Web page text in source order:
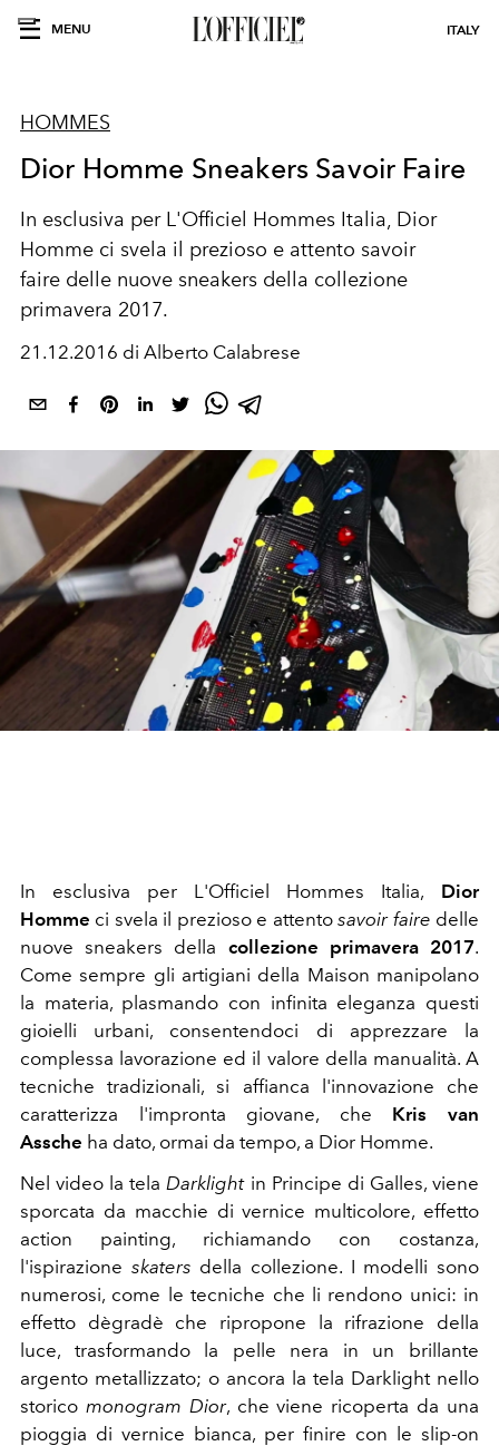
MENU ITALY
HOMMES
Dior Homme Sneakers Savoir Faire
In esclusiva per L'Officiel Hommes Italia, Dior
Homme ci svela il prezioso e attento savoir
faire delle nuove sneakers della collezione
primavera 2017.
21.12.2016 di Alberto Calabrese
In esclusiva per L'Officiel Hommes Italia, Dior
Homme ci svela il prezioso e attentosavoir faire delle
nuove sneakers della collezione primavera 2017.
Come sempre gli artigiani della Maison manipolano
la materia, plasmando con infinita eleganza questi
gioielli urbani, consentendoci di apprezzare la
complessa lavorazione ed il valore della manualità. A
tecniche tradizionali, si affianca l'innovazione che
caratterizza l'impronta giovane, che Kris van
Assche ha dato, ormai da tempo, a Dior Homme.
Nel video la telaDarklightin Principe di Galles, viene
sporcata da macchie di vernice multicolore, effetto
action painting, richiamando con costanza,
l'ispirazione skaters della collezione. I modelli sono
numerosi, come le tecniche che li rendono unici: in
effetto dègradè che ripropone la rifrazione della
luce, trasformando la pelle nera in un brillante
argento metallizzato; o ancora la tela Darklight nello
storico monogram Dior, che viene ricoperta da una
pioggia di vernice bianca, per finire con le slip-on